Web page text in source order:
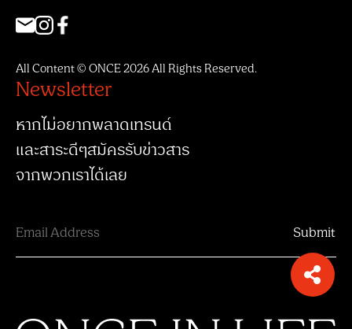
All Content © ONCE 2026 All Rights Reserved.
Newsletter
หากไม่อยากพลาดเทรนด์
และสาระดีๆสมัครรับข่าวสาร
จากพวกเราได้เลย